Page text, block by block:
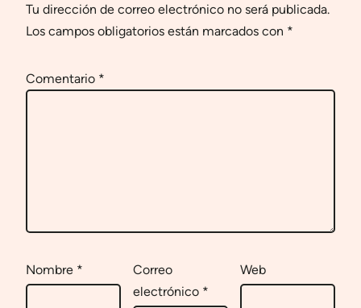
Tu dirección de correo electrónico no será publicada.
Los campos obligatorios están marcados con *
Comentario *
Nombre *
Correo
electrónico *
Web